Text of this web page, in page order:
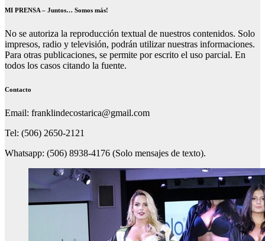
MI PRENSA – Juntos… Somos más!
No se autoriza la reproducción textual de nuestros contenidos. Solo
impresos, radio y televisión, podrán utilizar nuestras informaciones.
Para otras publicaciones, se permite por escrito el uso parcial. En
todos los casos citando la fuente.
Contacto
Email: franklindecostarica@gmail.com
Tel: (506) 2650-2121
Whatsapp: (506) 8938-4176 (Solo mensajes de texto).